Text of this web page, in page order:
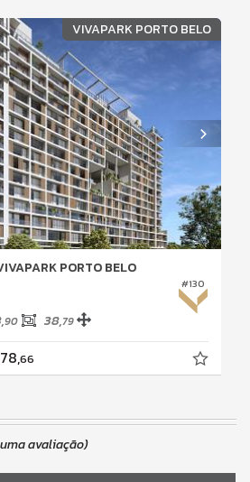
VIVAPARK PORTO BELO
#130
PORTO BELO
90 38,79
66
avaliação)